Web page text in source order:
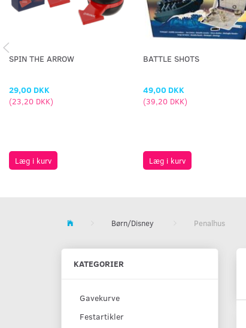
SPIN THE ARROW
29,00 DKK
(23,20 DKK)
Læg i kurv
BATTLE SHOTS
49,00 DKK
(39,20 DKK)
Læg i kurv
Børn/Disney Penalhus
KATEGORIER
Gavekurve
Festartikler